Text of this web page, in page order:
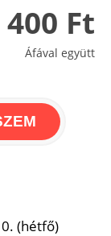
Ft
Áfával együtt
(hétfő)